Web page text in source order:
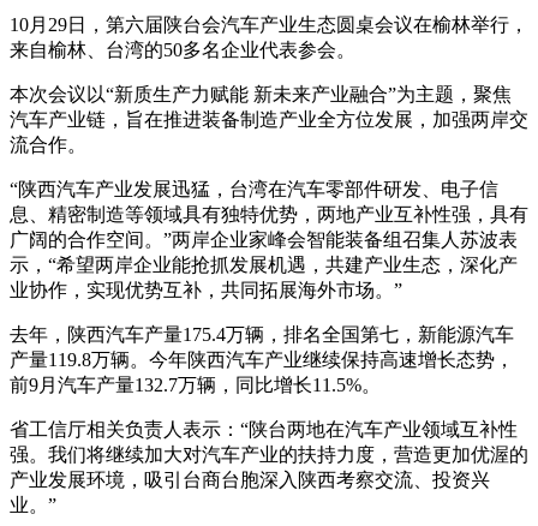
10月29日，第六届陕台会汽车产业生态圆桌会议在榆林举行，
来自榆林、台湾的50多名企业代表参会。
本次会议以“新质生产力赋能 新未来产业融合”为主题，聚焦
汽车产业链，旨在推进装备制造产业全方位发展，加强两岸交
流合作。
“陕西汽车产业发展迅猛，台湾在汽车零部件研发、电子信
息、精密制造等领域具有独特优势，两地产业互补性强，具有
广阔的合作空间。”两岸企业家峰会智能装备组召集人苏波表
示，“希望两岸企业能抢抓发展机遇，共建产业生态，深化产
业协作，实现优势互补，共同拓展海外市场。”
去年，陕西汽车产量175.4万辆，排名全国第七，新能源汽车
产量119.8万辆。今年陕西汽车产业继续保持高速增长态势，
前9月汽车产量132.7万辆，同比增长11.5%。
省工信厅相关负责人表示：“陕台两地在汽车产业领域互补性
强。我们将继续加大对汽车产业的扶持力度，营造更加优渥的
产业发展环境，吸引台商台胞深入陕西考察交流、投资兴
业。”